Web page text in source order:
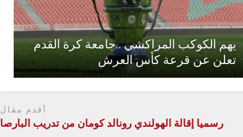
يهم الكوكب المراكشي ..جامعة كرة القدم
تعلن عن قرعة كأس العرش
أقدم مقال
رسميا إقالة الهولندي رونالد كومان من تدريب البارصا